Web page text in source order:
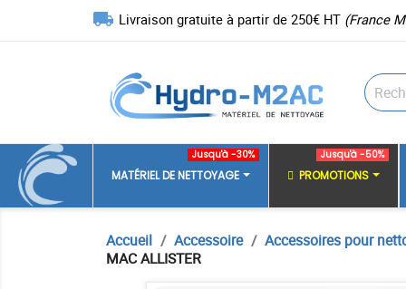
local_shipping Livraison gratuite à partir de 250€ HT (France
MATÉRIEL DE NETTOYAGE
Jusqu'à -30%
PROMOTIONS
Jusqu'à -50%
Accueil Accessoire
Accessoires pour
MAC ALLISTER